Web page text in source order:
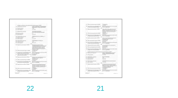
22 21